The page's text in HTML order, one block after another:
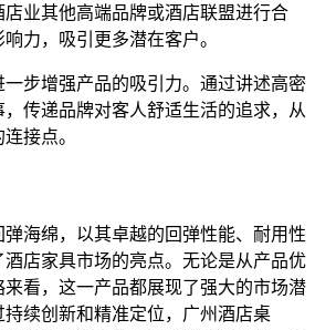
业其他高端品牌或酒店联盟进行合
力，吸引更多潜在客户。
步增强产品的吸引力。通过讲述高密
传递品牌对客人舒适生活的追求，从
接点。
海绵，以其卓越的回弹性能、耐用性
店家具市场的亮点。无论是从产品优
看，这一产品都展现了强大的市场潜
续创新和精准定位，广州酒店桌